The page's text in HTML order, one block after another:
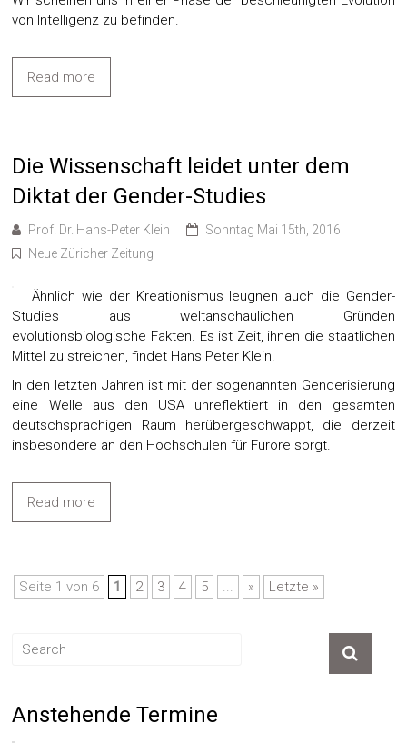
von Intelligenz zu befinden.
Read more
Die Wissenschaft leidet unter dem
Diktat der Gender-Studies
Prof. Dr. Hans-Peter Klein
Sonntag Mai 15th, 2016
Neue Züricher Zeitung
Ähnlich wie der Kreationismus leugnen auch die Gender-
Studies aus weltanschaulichen Gründen
evolutionsbiologische Fakten. Es ist Zeit, ihnen die staatlichen
Mittel zu streichen, findet Hans Peter Klein.
In den letzten Jahren ist mit der sogenannten Genderisierung
eine Welle aus den USA unreflektiert in den gesamten
deutschsprachigen Raum herübergeschwappt, die derzeit
insbesondere an den Hochschulen für Furore sorgt.
Read more
Seite 1 von 6 1 2 3 4 5 ... » Letzte »
Anstehende Termine